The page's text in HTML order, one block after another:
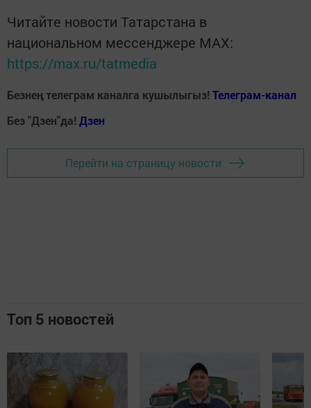
Читайте новости Татарстана в
национальном мессенджере MАХ:
https://max.ru/tatmedia
Безнең телеграм каналга кушылыгыз! Телеграм-канал
Без "Дзен"да! Дзен
Перейти на страницу новости
Топ 5 новостей